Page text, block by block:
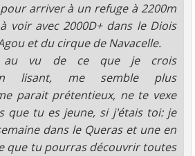
arriver à un refuge à 2200m
voir avec 2000D+ dans le Diois
et du cirque de Navacelle.
au vu de ce que je crois
lisant, me semble plus
parait prétentieux, ne te vexe
que tu es jeune, si j'étais toi: je
dans le Queras et une en
que tu pourras découvrir toutes